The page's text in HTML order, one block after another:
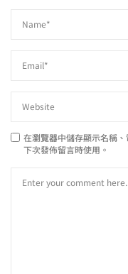
在瀏覽器中儲存顯示名稱
下次發佈留言時使用。